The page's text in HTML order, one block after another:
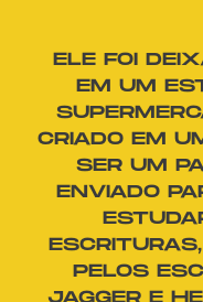
ELE FOI
EM UM
CRIADO EM
SER UM
ENVIADO
PELOS